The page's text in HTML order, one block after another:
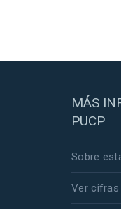
MÁS
PUCP
Sobre
Ver